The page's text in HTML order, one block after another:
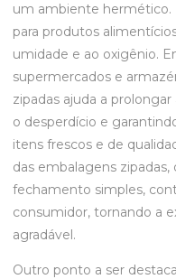
um ambiente
para produtos
umidade e ao oxigênio.
supermercados e
zipadas ajuda a
o desperdício e
itens frescos e de
das embalagens
fechamento simples,
consumidor, tornando a
agradável.
Outro ponto a ser